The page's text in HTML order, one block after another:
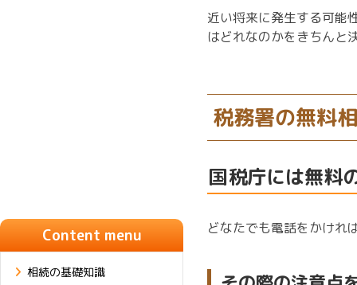
Content menu
相続の基礎知識
近い将来に発生する可能
はどれなのかをきちんと
税務署の無料
国税庁には無料
どなたでも電話をかけれ